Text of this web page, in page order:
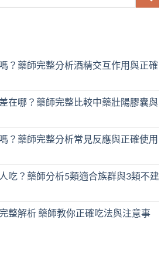
？藥師完整分析酒精交互作用與正確
在哪？藥師完整比較中藥壯陽膠囊與
？藥師完整分析常見反應與正確使用
吃？藥師分析5類適合族群與3類不建
整解析 藥師教你正確吃法與注意事